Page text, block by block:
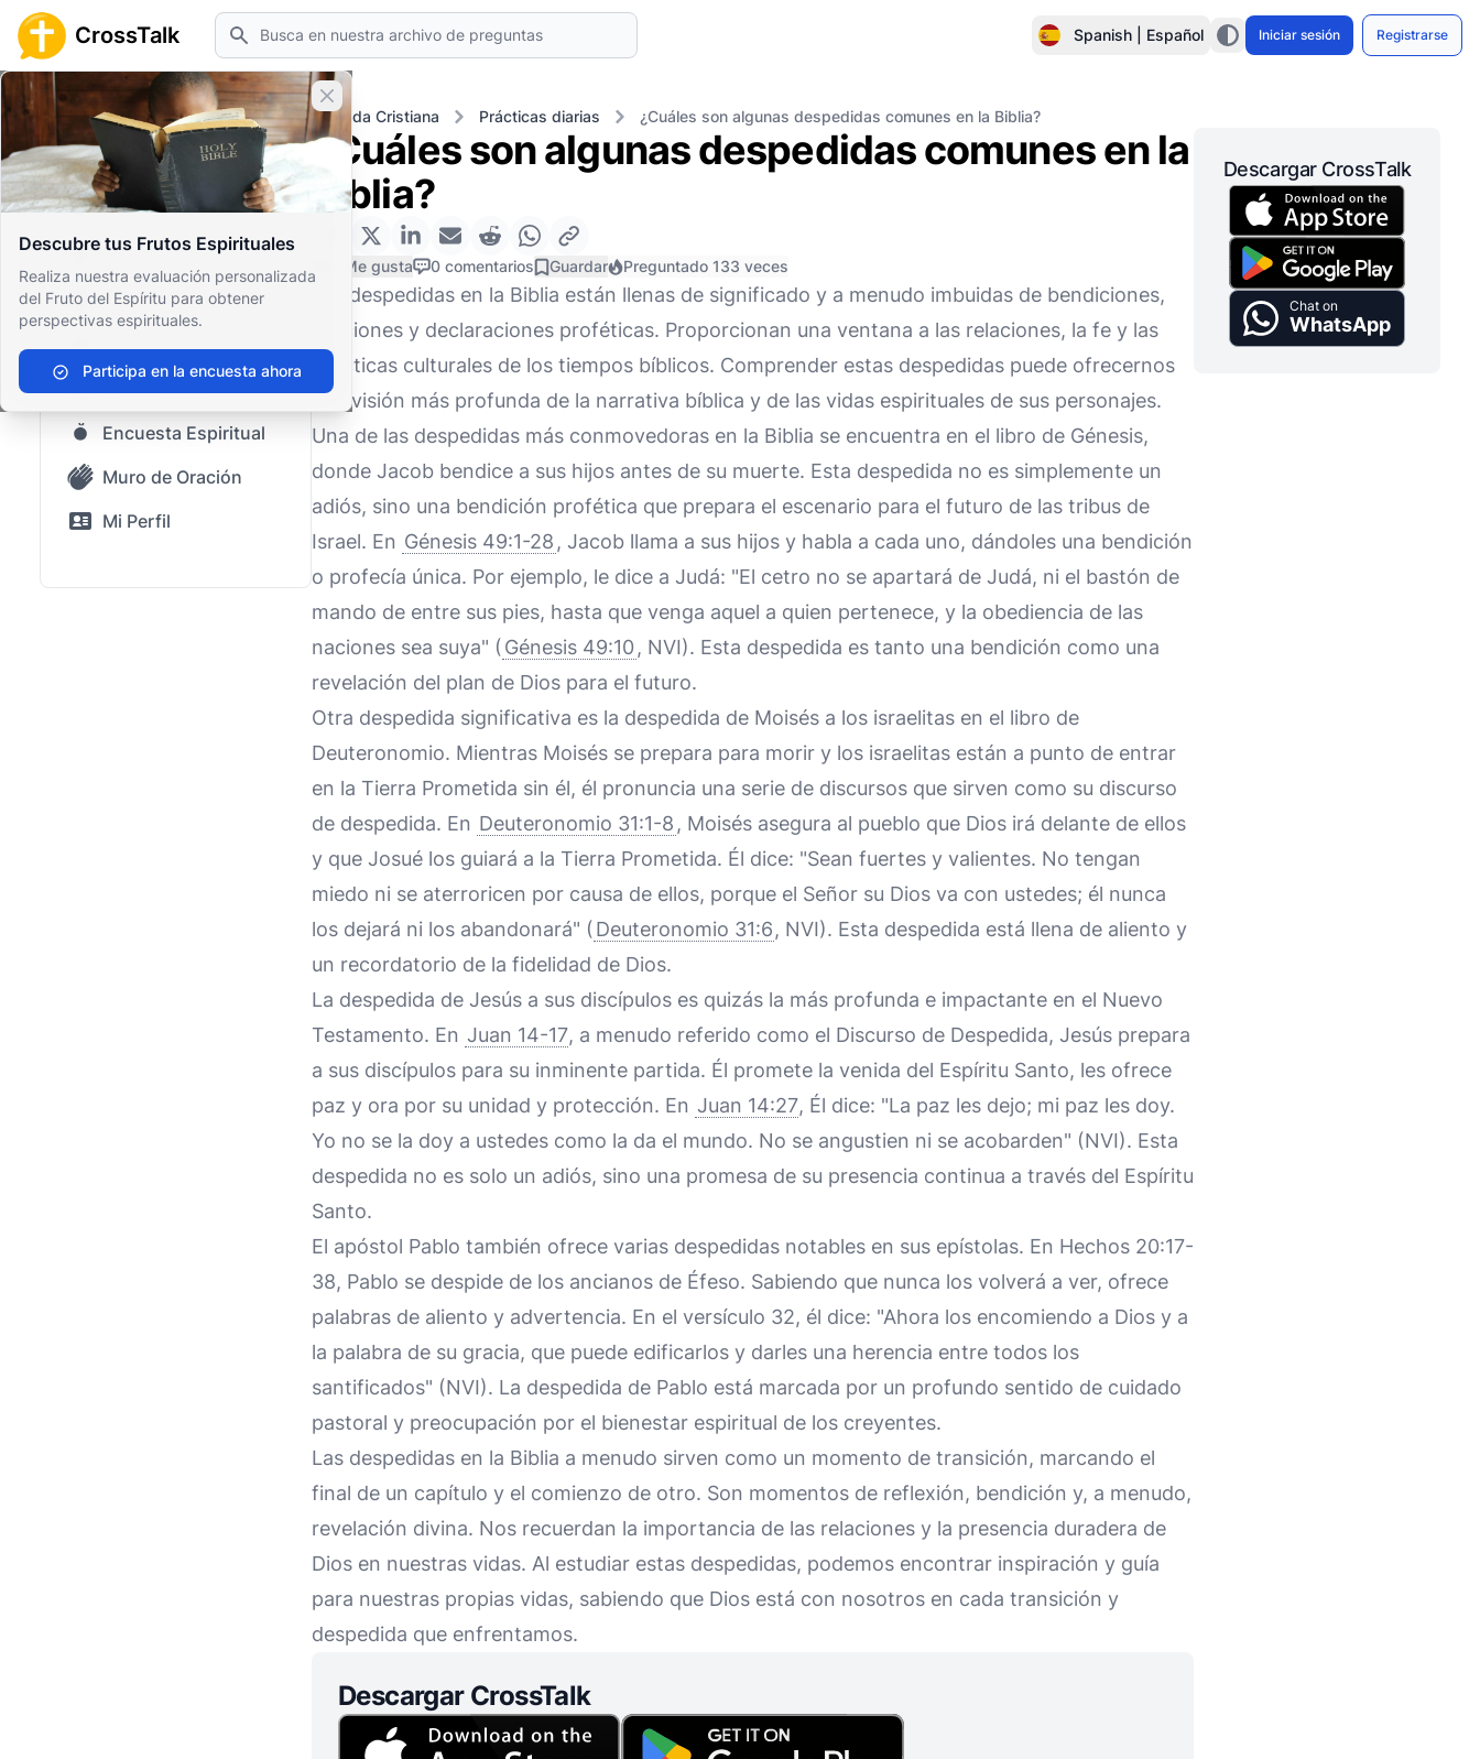
CrossTalk Buscar Spanish | Español Iniciar sesión Registrarse
Cerrar banner
Descubre tus Frutos Espirituales
Realiza nuestra evaluación personalizada
del Fruto del Espíritu para obtener
perspectivas espirituales.
Participa en la encuesta ahora
Inicio Archivo de Preguntas Vida Cristiana Prácticas diarias ¿Cuáles son algunas despedidas comunes en la Biblia?
Inicio
Archivo de Preguntas
Nuestro blog
Contenido guardado
Preguntas Populares
Biblia Sagrada
Encuesta Espiritual
Muro de Oración
Mi Perfil
¿Cuáles son algunas despedidas comunes en la
Biblia?
0 Me gusta 0 comentarios Guardar Preguntado 133 veces
Las despedidas en la Biblia están llenas de significado y a menudo imbuidas de bendiciones,
oraciones y declaraciones proféticas. Proporcionan una ventana a las relaciones, la fe y las
prácticas culturales de los tiempos bíblicos. Comprender estas despedidas puede ofrecernos
una visión más profunda de la narrativa bíblica y de las vidas espirituales de sus personajes.
Una de las despedidas más conmovedoras en la Biblia se encuentra en el libro de Génesis,
donde Jacob bendice a sus hijos antes de su muerte. Esta despedida no es simplemente un
adiós, sino una bendición profética que prepara el escenario para el futuro de las tribus de
Israel. En Génesis 49:1-28 , Jacob llama a sus hijos y habla a cada uno, dándoles una bendición
o profecía única. Por ejemplo, le dice a Judá: "El cetro no se apartará de Judá, ni el bastón de
mando de entre sus pies, hasta que venga aquel a quien pertenece, y la obediencia de las
naciones sea suya" ( Génesis 49:10 , NVI). Esta despedida es tanto una bendición como una
revelación del plan de Dios para el futuro.
Otra despedida significativa es la despedida de Moisés a los israelitas en el libro de
Deuteronomio. Mientras Moisés se prepara para morir y los israelitas están a punto de entrar
en la Tierra Prometida sin él, él pronuncia una serie de discursos que sirven como su discurso
de despedida. En Deuteronomio 31:1-8 , Moisés asegura al pueblo que Dios irá delante de ellos
y que Josué los guiará a la Tierra Prometida. Él dice: "Sean fuertes y valientes. No tengan
miedo ni se aterroricen por causa de ellos, porque el Señor su Dios va con ustedes; él nunca
los dejará ni los abandonará" ( Deuteronomio 31:6, NVI). Esta despedida está llena de aliento y
un recordatorio de la fidelidad de Dios.
La despedida de Jesús a sus discípulos es quizás la más profunda e impactante en el Nuevo
Testamento. En Juan 14-17, a menudo referido como el Discurso de Despedida, Jesús prepara
a sus discípulos para su inminente partida. Él promete la venida del Espíritu Santo, les ofrece
paz y ora por su unidad y protección. En Juan 14:27, Él dice: "La paz les dejo; mi paz les doy.
Yo no se la doy a ustedes como la da el mundo. No se angustien ni se acobarden" (NVI). Esta
despedida no es solo un adiós, sino una promesa de su presencia continua a través del Espíritu
Santo.
El apóstol Pablo también ofrece varias despedidas notables en sus epístolas. En Hechos 20:17-
38, Pablo se despide de los ancianos de Éfeso. Sabiendo que nunca los volverá a ver, ofrece
palabras de aliento y advertencia. En el versículo 32, él dice: "Ahora los encomiendo a Dios y a
la palabra de su gracia, que puede edificarlos y darles una herencia entre todos los
santificados" (NVI). La despedida de Pablo está marcada por un profundo sentido de cuidado
pastoral y preocupación por el bienestar espiritual de los creyentes.
Las despedidas en la Biblia a menudo sirven como un momento de transición, marcando el
final de un capítulo y el comienzo de otro. Son momentos de reflexión, bendición y, a menudo,
revelación divina. Nos recuerdan la importancia de las relaciones y la presencia duradera de
Dios en nuestras vidas. Al estudiar estas despedidas, podemos encontrar inspiración y guía
para nuestras propias vidas, sabiendo que Dios está con nosotros en cada transición y
despedida que enfrentamos.
Descargar CrossTalk
Descargar CrossTalk
Chat on
WhatsApp